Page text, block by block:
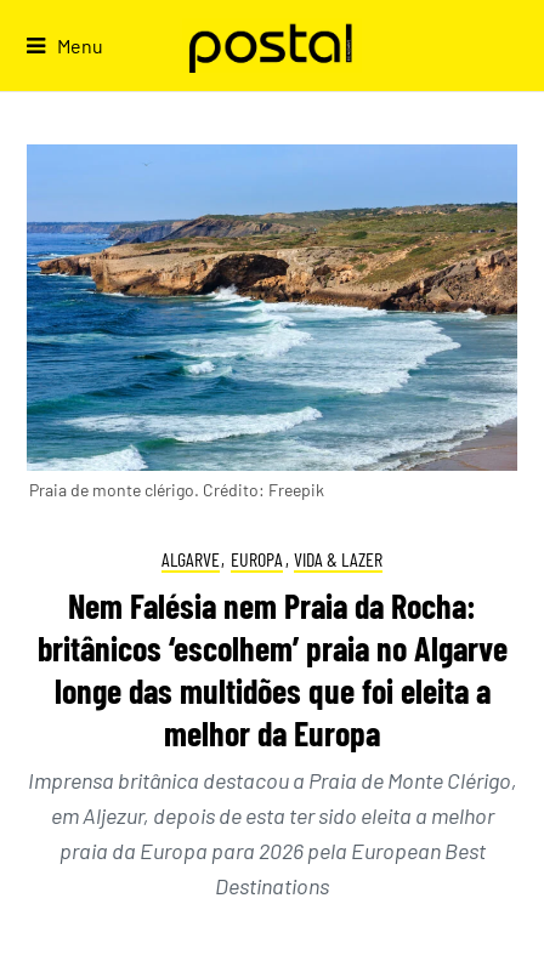
Menu
Praia de monte clérigo. Crédito: Freepik
ALGARVE, EUROPA , VIDA & LAZER
Nem Falésia nem Praia da Rocha:
britânicos ‘escolhem’ praia no Algarve
longe das multidões que foi eleita a
melhor da Europa
Imprensa britânica destacou a Praia de Monte Clérigo,
em Aljezur, depois de esta ter sido eleita a melhor
praia da Europa para 2026 pela European Best
Destinations